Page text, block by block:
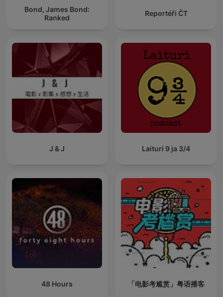
Bond, James Bond:
Ranked
Reportéři ČT
J & J Laituri 9 ja 3/4
48 Hours 「电影考尴赏」粤语播客